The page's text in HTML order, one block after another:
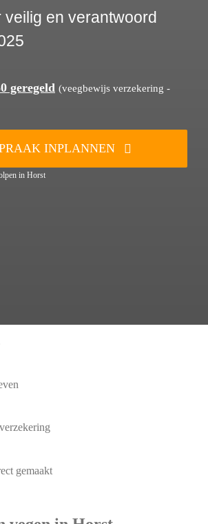
veilig en verantwoord
geregeld (veegbewijs verzekering -
INPLANNEN
in Horst
gemaakt